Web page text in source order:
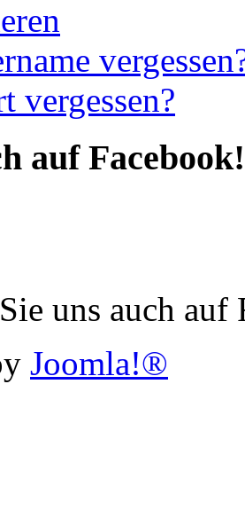
vergessen?
auf Facebook!
uns auch auf
Joomla!®